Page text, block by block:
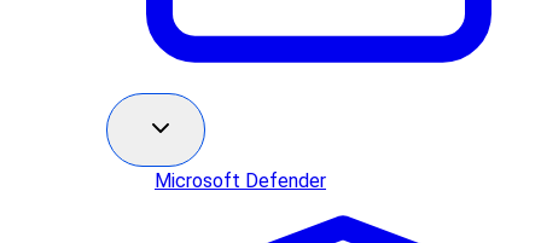
Microsoft Defender